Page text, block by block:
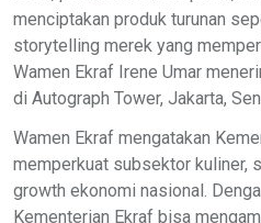
menciptakan produk turunan
storytelling merek yang
Wamen Ekraf Irene Umar
di Autograph Tower, Jakarta,
Wamen Ekraf mengatakan
memperkuat subsektor kuliner,
growth ekonomi nasional.
Kementerian Ekraf bisa